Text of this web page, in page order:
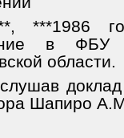
***1986
в
области.
Шапиро